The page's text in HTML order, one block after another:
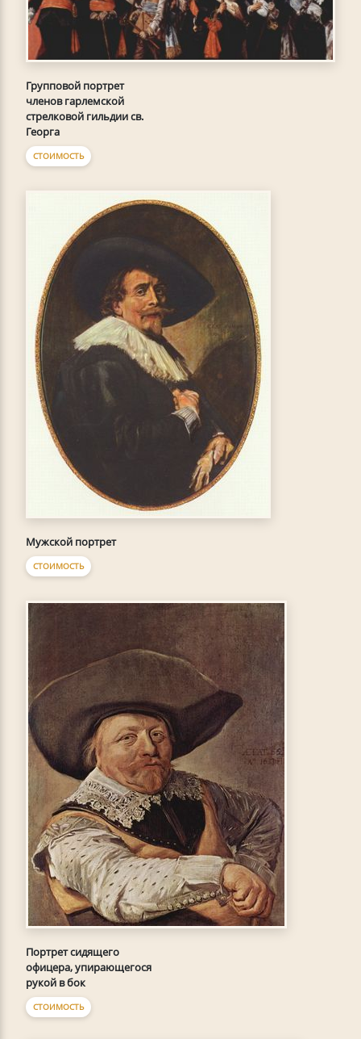
Групповой портрет
членов гарлемской
стрелковой гильдии св.
Георга
СТОИМОСТЬ
Мужской портрет
СТОИМОСТЬ
Портрет сидящего
офицера, упирающегося
рукой в бок
СТОИМОСТЬ